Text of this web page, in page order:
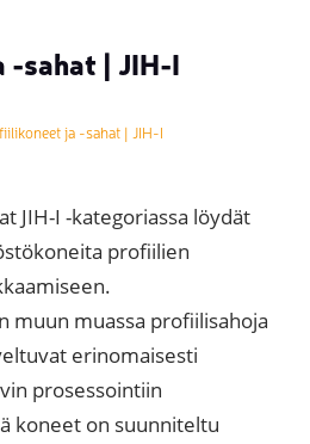
sahat | JIH-I
ja -sahat | JIH-I
JIH-I -kategoriassa löydät
profiilien
muun muassa profiilisahoja
erinomaisesti
prosessointiin
koneet on suunniteltu